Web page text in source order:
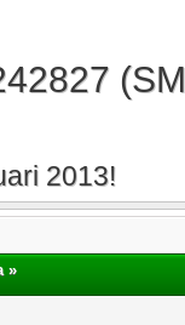
2013!
»